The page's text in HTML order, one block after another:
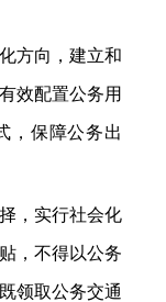
向，建立和
效配置公务用
，保障公务出
，实行社会化
，不得以公务
领取公务交通